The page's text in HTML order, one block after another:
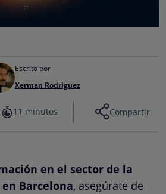
Escrito por
Xerman Rodriguez
11 minutos Compartir
en el sector de la
Barcelona, asegúrate de